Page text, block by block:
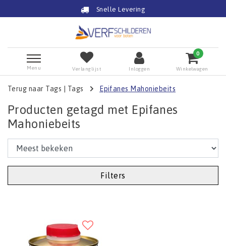
Snelle Levering
Menu Verlanglijst Inloggen
0
Winkelwagen
Terug naar Tags Tags Epifanes Mahoniebeits
Producten getagd met Epifanes
Mahoniebeits
Filters